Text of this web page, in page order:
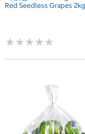
Red Seedless Grapes 2kg
★★★★★
★★★★★